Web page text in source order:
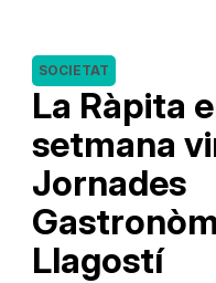
La Ràpita
setmana
Jornades
Llagostí
SOCIETAT